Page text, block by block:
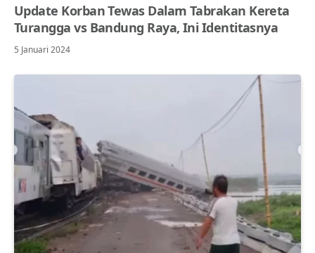
Update Korban Tewas Dalam Tabrakan Kereta
Turangga vs Bandung Raya, Ini Identitasnya
5 Januari 2024